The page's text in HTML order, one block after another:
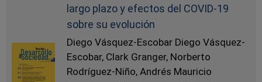
largo plazo y efectos del COVID-19
sobre su evolución
Diego Vásquez-Escobar Diego Vásquez-
Escobar, Clark Granger, Norberto
Rodríguez-Niño, Andrés Mauricio